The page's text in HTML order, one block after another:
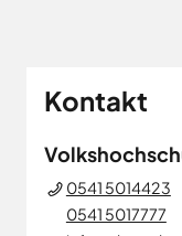
Kontakt
0541 5014423
0541 5017777